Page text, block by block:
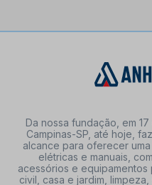
Da nossa fundação, em
Campinas-SP, até hoje,
alcance para oferecer
elétricas e manuais,
acessórios e
civil, casa e jardim,